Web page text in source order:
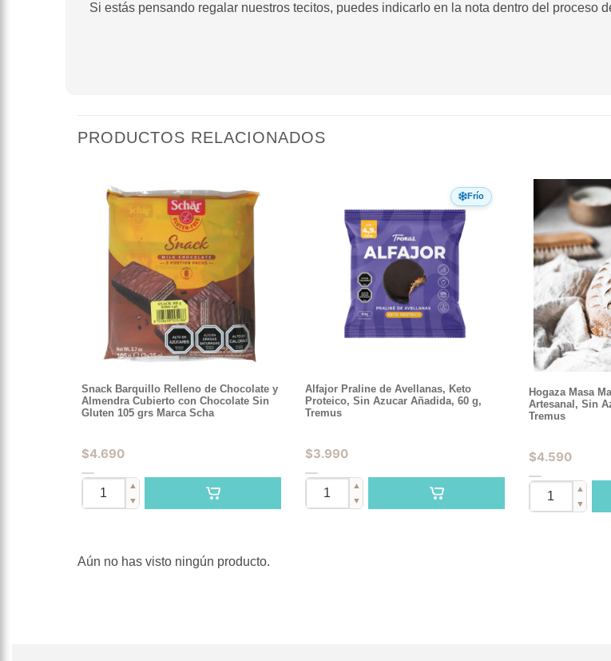
Si estás pensando regalar nuestros tecitos, puedes indicarlo en la nota dentro del proceso
PRODUCTOS RELACIONADOS
Snack Barquillo Relleno de Chocolate y
Almendra Cubierto con Chocolate Sin
Gluten 105 grs Marca Scha
$4.690
▲
▼
Frío
Alfajor Praline de Avellanas, Keto
Proteico, Sin Azucar Añadida, 60 g,
Tremus
$3.990
▲
▼
Hogaza Masa
Artesanal, Sin
Tremus
$4.590
▲
▼
Aún no has visto ningún producto.